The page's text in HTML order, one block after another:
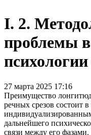
I. 2.
проблемы
27 марта 2025 17:16
Преимущество
речных срезов состоит
даль­нейшего
связи между его